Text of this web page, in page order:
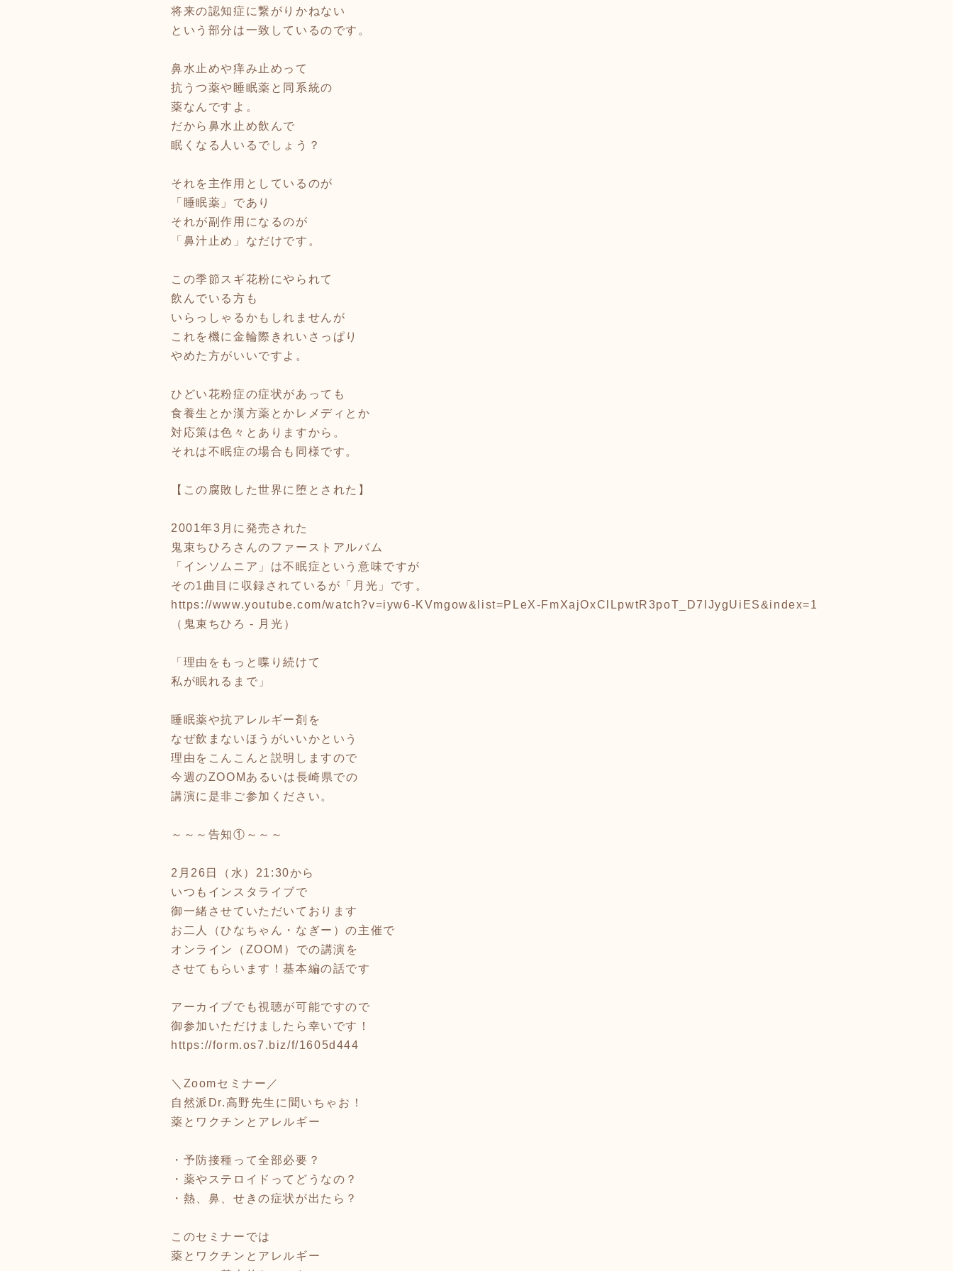
将来の認知症に繋がりかねない
という部分は一致しているのです。
鼻水止めや痒み止めって
抗うつ薬や睡眠薬と同系統の
薬なんですよ。
だから鼻水止め飲んで
眠くなる人いるでしょう？
それを主作用としているのが
「睡眠薬」であり
それが副作用になるのが
「鼻汁止め」なだけです。
この季節スギ花粉にやられて
飲んでいる方も
いらっしゃるかもしれませんが
これを機に金輪際きれいさっぱり
やめた方がいいですよ。
ひどい花粉症の症状があっても
食養生とか漢方薬とかレメディとか
対応策は色々とありますから。
それは不眠症の場合も同様です。
【この腐敗した世界に堕とされた】
2001年3月に発売された
鬼束ちひろさんのファーストアルバム
「インソムニア」は不眠症という意味ですが
その1曲目に収録されているが「月光」です。
https://www.youtube.com/watch?v=iyw6-KVmgow&list=PLeX-FmXajOxClLpwtR3poT_D7lJygUiES&index=1
（鬼束ちひろ - 月光）
「理由をもっと喋り続けて
私が眠れるまで」
睡眠薬や抗アレルギー剤を
なぜ飲まないほうがいいかという
理由をこんこんと説明しますので
今週のZOOMあるいは長崎県での
講演に是非ご参加ください。
～～～告知①～～～
2月26日（水）21:30から
いつもインスタライブで
御一緒させていただいております
お二人（ひなちゃん・なぎー）の主催で
オンライン（ZOOM）での講演を
させてもらいます！基本編の話です
アーカイブでも視聴が可能ですので
御参加いただけましたら幸いです！
https://form.os7.biz/f/1605d444
＼Zoomセミナー／
自然派Dr.高野先生に聞いちゃお！
薬とワクチンとアレルギー
・予防接種って全部必要？
・薬やステロイドってどうなの？
・熱、鼻、せきの症状が出たら？
このセミナーでは
薬とワクチンとアレルギー